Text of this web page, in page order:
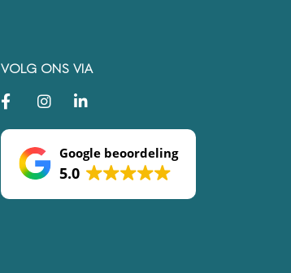
VOLG ONS VIA
Google beoordeling
5.0